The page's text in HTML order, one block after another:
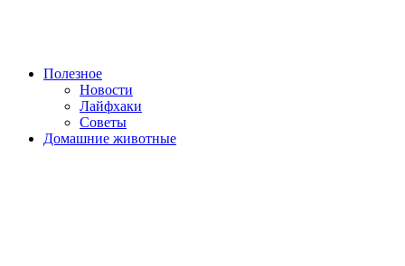
Полезное
Новости
Лайфхаки
Советы
Домашние животные